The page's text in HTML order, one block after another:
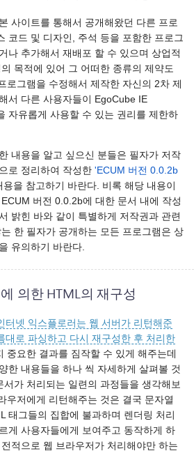
사이트를 통해서 공개해왔던 다른 프로
코드 및 디자인, 주석 등을 포함한 프로그
나 추가해서 재배포 할 수 있으며 상업적
목적에 있어 그 어떠한 종류의 제약도
로그램을 수정해서 제작한 자신의 2차 제
서 다른 사용자들이 EgoCube IE
자유롭게 사용할 수 있는 권리를 제한하
내용을 알고 싶으신 분들은 필자가 저작
로 정리하여 작성한 'ECUM 버전 0.0.2b
용을 참고하기 바란다. 비록 해당 내용이
버전 0.0.2b에 대한 문서 내에 작성
밝힌 바와 같이 특별하게 저작권과 관련
한 필자가 공개하는 모든 프로그램은 상
유의하기 바란다.
의한 HTML의 재구성
터넷 익스플로러는 웹 서버가 리턴해준
대로 파싱하고 다시 재구성한 후 처리한
중요한 결과를 짐작할 수 있게 해주는데
한 내용들을 하나 씩 자세하게 살펴볼 것
서가 처리되는 일련의 과정들을 생각해보
우저에게 리턴해주는 것은 결국 문자열
태그들의 집합에 불과하며 렌더링 처리
게 사용자들에게 보여주고 동작하게 하
적으로 웹 브라우저가 처리해야만 하는